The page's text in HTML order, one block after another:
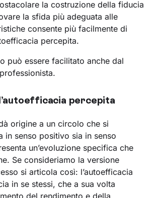
la costruzione della fiducia
la sfida più adeguata alle
consente più facilmente di
percepita.
può essere facilitato anche dal
percepita
origine a un circolo che si
in senso positivo sia in senso
un’evoluzione specifica che
Se consideriamo la versione
si articola così: l’autoefficacia
in se stessi, che a sua volta